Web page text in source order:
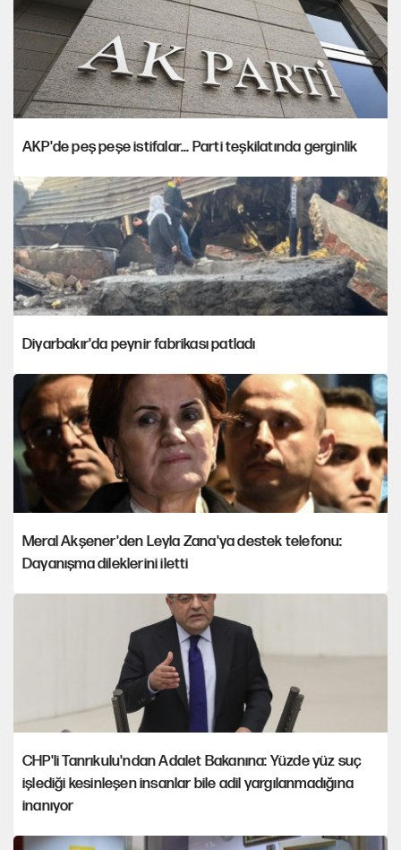
AKP'de peş peşe istifalar... Parti teşkilatında gerginlik
Diyarbakır'da peynir fabrikası patladı
Meral Akşener'den Leyla Zana'ya destek telefonu:
Dayanışma dileklerini iletti
CHP'li Tanrıkulu'ndan Adalet Bakanına: Yüzde yüz suç
işlediği kesinleşen insanlar bile adil yargılanmadığına
inanıyor